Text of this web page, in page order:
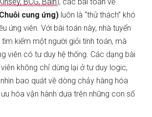
cung ứng) luôn là “thử thách” khó
ứng viên. Với bài toán này, nhà tuyển
kiếm một người giỏi tính toán, mà
viên có tư duy hệ thống. Các dạng bài
không chỉ dừng lại ở tư duy logic,
bao quát về dòng chảy hàng hóa
hóa vận hành dựa trên những con số